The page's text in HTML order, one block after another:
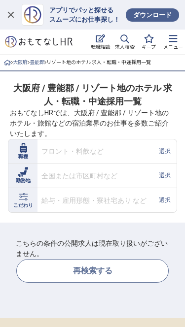
アプリでパッと探せる
スムーズにお仕事探し！
ダウンロード
転職相談 求人検索 キープ メニュー
ログイン
求人・施設を探す
就職・転職 合同説明会
おもてなしHRについて
ご利用の流れ
よくある質問
ホテル・宿泊業界情報コラム
大阪府 豊能郡 リゾート地のホテル 求人・転職・中途採用一覧
大阪府 / 豊能郡 / リゾート地のホテル 求
人・転職・中途採用一覧
おもてなしHRでは、大阪府 / 豊能郡 / リゾート地の
ホテル・旅館などの宿泊業界のお仕事を多数ご紹介
いたします。
職種
フロント・料飲など 選択
勤務地
全国または市区町村など 選択
こだわり
給与・雇用形態・寮社宅あり など 選択
こちらの条件の公開求人は現在取り扱いがござい
ません。
再検索する